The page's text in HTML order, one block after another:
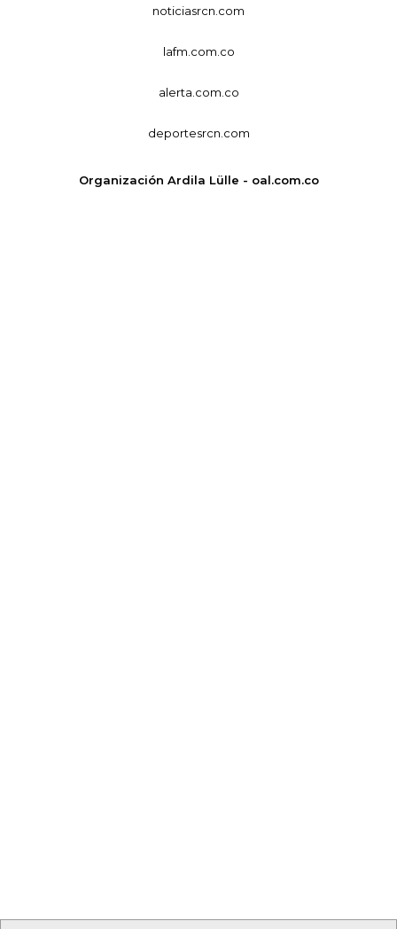
noticiasrcn.com
lafm.com.co
alerta.com.co
deportesrcn.com
Organización Ardila Lülle - oal.com.co